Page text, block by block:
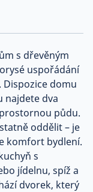
s dřevěným
uspořádání
domu
najdete dva
půdu.
oddělit – je
komfort bydlení.
s
jídelnu, spíž a
dvorek, který